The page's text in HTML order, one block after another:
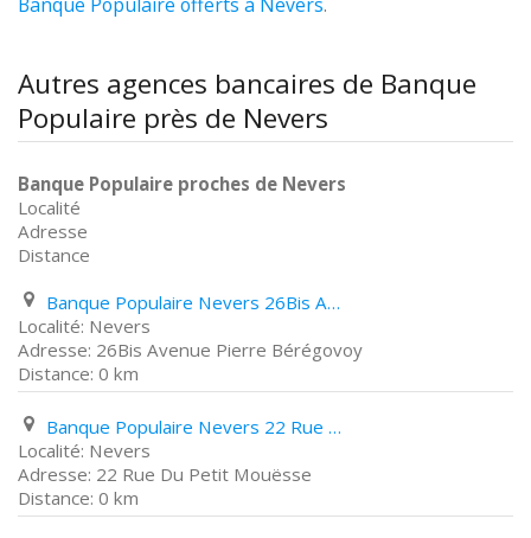
Autres agences bancaires de Banque
Populaire près de Nevers
Banque Populaire proches de Nevers
Localité
Adresse
Distance
Banque Populaire Nevers 26Bis Avenue Pierre Bérégovoy
Nevers
26Bis Avenue Pierre Bérégovoy
0 km
Banque Populaire Nevers 22 Rue Du Petit Mouësse
Nevers
22 Rue Du Petit Mouësse
0 km